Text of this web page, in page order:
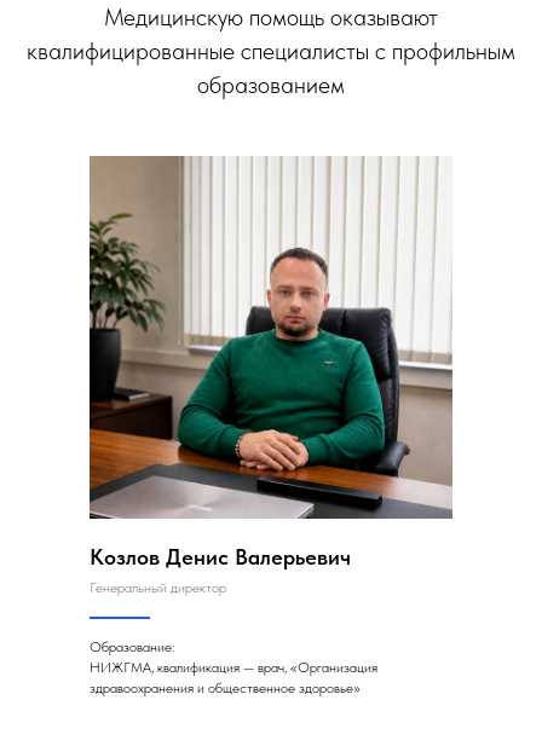
Медицинскую помощь оказывают
квалифицированные специалисты с профильным
образованием
Козлов Денис Валерьевич
Генеральный директор
Образование:
НИЖГМА, квалификация — врач, «Организация
здравоохранения и общественное здоровье»